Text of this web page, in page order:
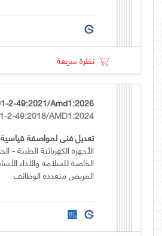
نظرة سريعة
2-49:2021/Amd1:2026
2-49:2018/AMD1:2024
تعديل فني لمواصفة
الخاصة للسلامة والأداء
المريض متعددة الوظائف